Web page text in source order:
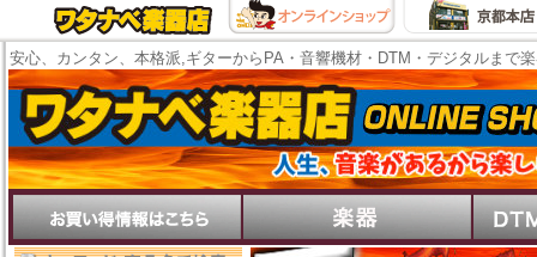
安心、カンタン、本格派,ギターからPA・音響機材・DTM・デジタルまで